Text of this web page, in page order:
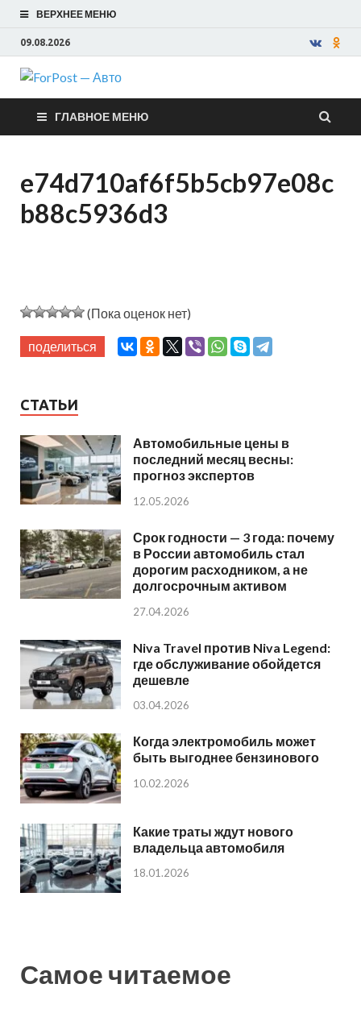
ВЕРХНЕЕ МЕНЮ
09.08.2026
ForPost —
Авто
ГЛАВНОЕ МЕНЮ
e74d710af6f5b5cb97e08c
b88c5936d3
(Пока оценок нет)
поделиться
СТАТЬИ
Автомобильные цены в
последний месяц весны:
прогноз экспертов
12.05.2026
Срок годности — 3 года: почему
в России автомобиль стал
дорогим расходником, а не
долгосрочным активом
27.04.2026
Niva Travel против Niva Legend:
где обслуживание обойдется
дешевле
03.04.2026
Когда электромобиль может
быть выгоднее бензинового
10.02.2026
Какие траты ждут нового
владельца автомобиля
18.01.2026
Самое читаемое